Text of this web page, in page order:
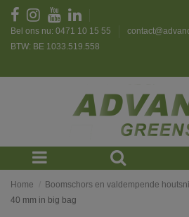
Bel ons nu: 0471 10 15 55
BTW: BE 1033.519.558
Home Boomschors en valdempende
40 mm in big bag